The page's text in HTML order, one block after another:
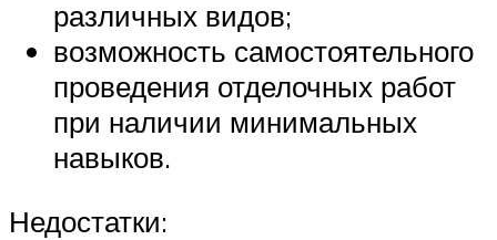
различных видов;
возможность самостоятельного
проведения отделочных работ
при наличии минимальных
навыков.
Недостатки: